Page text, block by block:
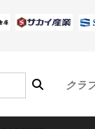
クラ